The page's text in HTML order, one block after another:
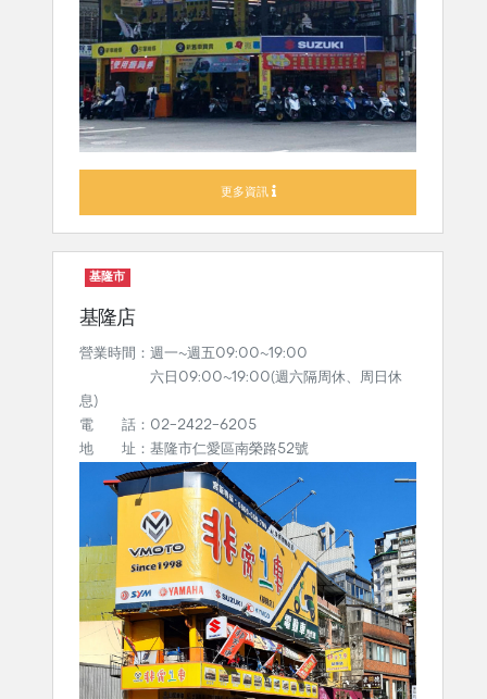
更多資訊
基隆市
基隆店
營業時間：週一~週五09:00~19:00
六日09:00~19:00(週六隔周休、周日休
息)
電 話：02-2422-6205
地 址：基隆市仁愛區南榮路52號